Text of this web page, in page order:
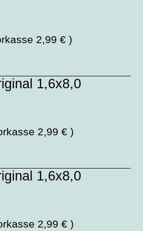
2,99 € )
1,6x8,0
2,99 € )
1,6x8,0
2,99 € )